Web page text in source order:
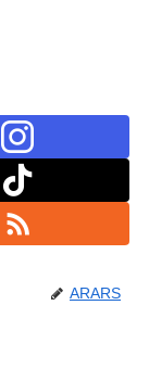
ARARS